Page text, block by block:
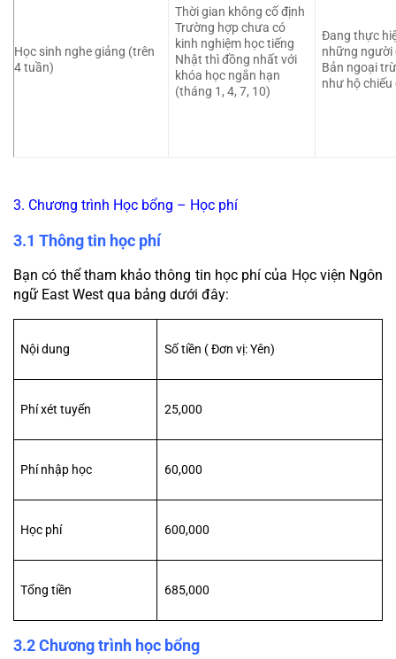
Học sinh nghe giảng (trên
4 tuần)
Thời gian không cố định
Trường hợp chưa có
kinh nghiệm học tiếng
Nhật thì đồng nhất với
khóa học ngắn hạn
(tháng 1, 4, 7, 10)
Đang thực
những người
Bản ngoại
như hộ
3. Chương trình Học bổng – Học phí
3.1 Thông tin học phí
Bạn có thể tham khảo thông tin học phí của Học viện Ngôn
ngữ East West qua bảng dưới đây:
Nội dung Số tiền ( Đơn vị: Yên)
Phí xét tuyển 25,000
Phí nhập học 60,000
Học phí 600,000
Tổng tiền 685,000
3.2 Chương trình học bổng